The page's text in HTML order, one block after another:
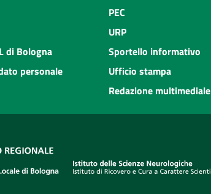
di Bologna
personale
PEC
URP
Sportello informativo
Ufficio stampa
Redazione multimediale